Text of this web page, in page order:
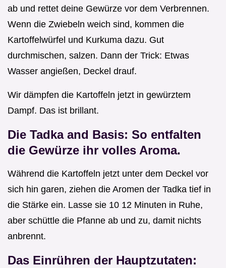
ab und rettet deine Gewürze vor dem Verbrennen.
Wenn die Zwiebeln weich sind, kommen die
Kartoffelwürfel und Kurkuma dazu. Gut
durchmischen, salzen. Dann der Trick: Etwas
Wasser angießen, Deckel drauf.
Wir dämpfen die Kartoffeln jetzt in gewürztem
Dampf. Das ist brillant.
Die Tadka and Basis: So entfalten
die Gewürze ihr volles Aroma.
Während die Kartoffeln jetzt unter dem Deckel vor
sich hin garen, ziehen die Aromen der Tadka tief in
die Stärke ein. Lasse sie 10 12 Minuten in Ruhe,
aber schüttle die Pfanne ab und zu, damit nichts
anbrennt.
Das Einrühren der Hauptzutaten: